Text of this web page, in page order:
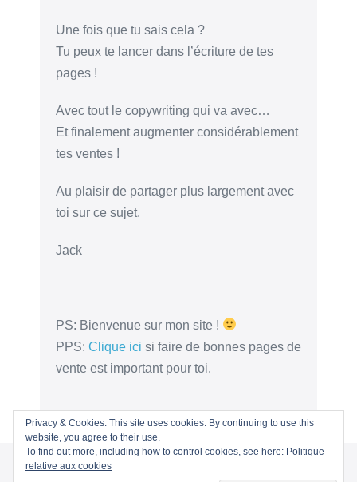
Une fois que tu sais cela ?
Tu peux te lancer dans l’écriture de tes
pages !
Avec tout le copywriting qui va avec…
Et finalement augmenter considérablement
tes ventes !
Au plaisir de partager plus largement avec
toi sur ce sujet.
Jack
PS: Bienvenue sur mon site !
PPS: Clique ici si faire de bonnes pages de
vente est important pour toi.
© 2026 - Copywriting Gagnant | All rights reserved
Privacy & Cookies: This site uses cookies. By continuing to use this
website, you agree to their use.
To find out more, including how to control cookies, see here: Politique
relative aux cookies